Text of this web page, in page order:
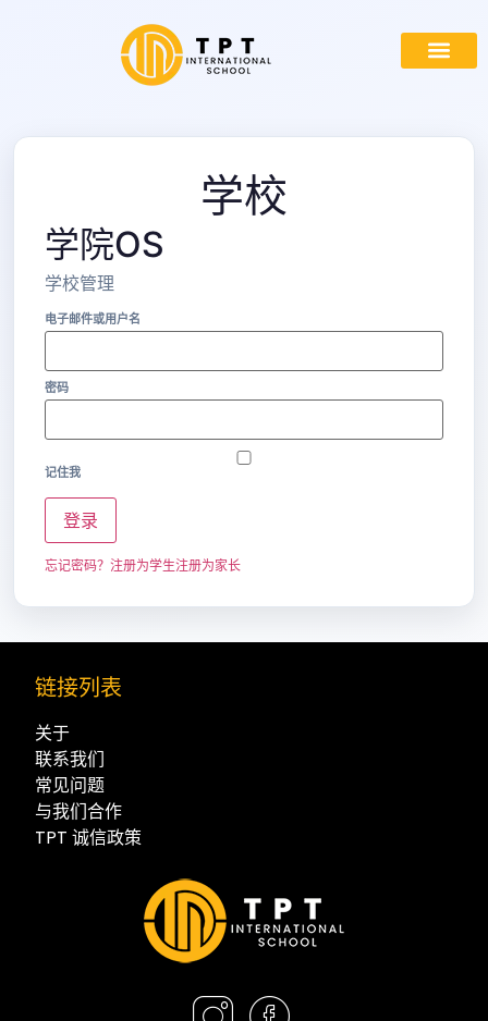
学校
学院OS
学校管理
电子邮件或用户名
密码
记住我
登录
忘记密码？ 注册为学生注册为家长
链接列表
关于
联系我们
常见问题
与我们合作
TPT 诚信政策